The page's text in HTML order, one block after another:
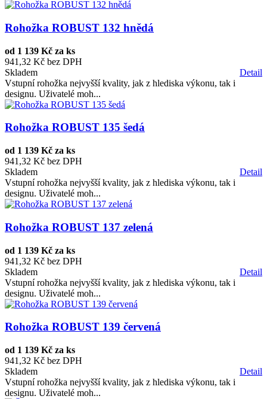
Rohožka ROBUST 132 hnědá
od 1 139 Kč za ks
941,32 Kč bez DPH
Detail
Skladem
Vstupní rohožka nejvyšší kvality, jak z hlediska výkonu, tak i
designu. Uživatelé moh...
Rohožka ROBUST 135 šedá
od 1 139 Kč za ks
941,32 Kč bez DPH
Detail
Skladem
Vstupní rohožka nejvyšší kvality, jak z hlediska výkonu, tak i
designu. Uživatelé moh...
Rohožka ROBUST 137 zelená
od 1 139 Kč za ks
941,32 Kč bez DPH
Detail
Skladem
Vstupní rohožka nejvyšší kvality, jak z hlediska výkonu, tak i
designu. Uživatelé moh...
Rohožka ROBUST 139 červená
od 1 139 Kč za ks
941,32 Kč bez DPH
Detail
Skladem
Vstupní rohožka nejvyšší kvality, jak z hlediska výkonu, tak i
designu. Uživatelé moh...